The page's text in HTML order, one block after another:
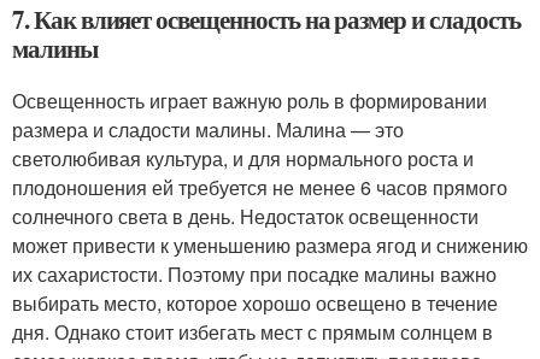
7. Как влияет освещенность на размер и сладость
малины
Освещенность играет важную роль в формировании
размера и сладости малины. Малина — это
светолюбивая культура, и для нормального роста и
плодоношения ей требуется не менее 6 часов прямого
солнечного света в день. Недостаток освещенности
может привести к уменьшению размера ягод и снижению
их сахаристости. Поэтому при посадке малины важно
выбирать место, которое хорошо освещено в течение
дня. Однако стоит избегать мест с прямым солнцем в